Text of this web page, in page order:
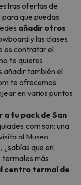
ofertas de
que puedas
añadir otros
y las clases.
es contratar el
te quieres
añadir tambiénel
te ofrecemos
en varios puntos
a tu pack de San
son: una
al Museo
¿sabías que en
termales más
centro termal de